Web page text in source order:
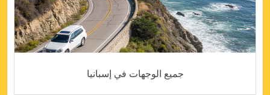
جميع الوجهات في إسبانيا